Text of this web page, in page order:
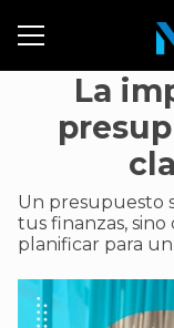
La
Un presupuesto
tus finanzas,
planificar para